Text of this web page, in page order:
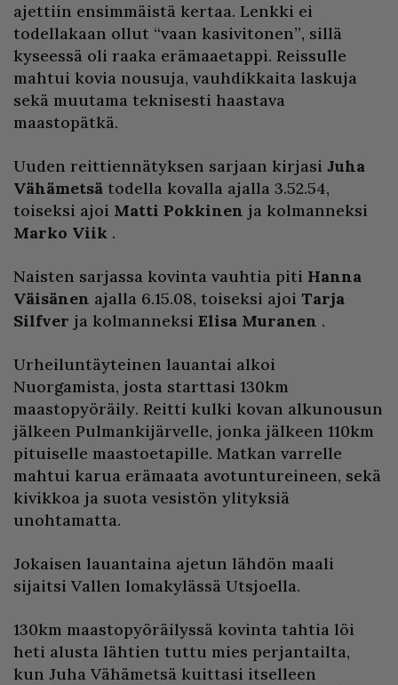
ajettiin ensimmäistä kertaa. Lenkki ei
todellakaan ollut “vaan kasivitonen”, sillä
kyseessä oli raaka erämaaetappi. Reissulle
mahtui kovia nousuja, vauhdikkaita laskuja
sekä muutama teknisesti haastava
maastopätkä.
Uuden reittiennätyksen sarjaan kirjasi Juha
Vähämetsä todella kovalla ajalla 3.52.54,
toiseksi ajoi Matti Pokkinen ja kolmanneksi
Marko Viik .
Naisten sarjassa kovinta vauhtia piti Hanna
Väisänen ajalla 6.15.08, toiseksi ajoi Tarja
Silfver ja kolmanneksi Elisa Muranen .
Urheiluntäyteinen lauantai alkoi
Nuorgamista, josta starttasi 130km
maastopyöräily. Reitti kulki kovan alkunousun
jälkeen Pulmankijärvelle, jonka jälkeen 110km
pituiselle maastoetapille. Matkan varrelle
mahtui karua erämaata avotuntureineen, sekä
kivikkoa ja suota vesistön ylityksiä
unohtamatta.
Jokaisen lauantaina ajetun lähdön maali
sijaitsi Vallen lomakylässä Utsjoella.
130km maastopyöräilyssä kovinta tahtia löi
heti alusta lähtien tuttu mies perjantailta,
kun Juha Vähämetsä kuittasi itselleen